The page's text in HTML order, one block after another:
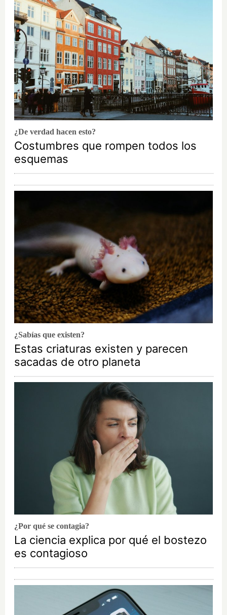
¿De verdad hacen esto?
Costumbres que rompen todos los
esquemas
¿Sabías que existen?
Estas criaturas existen y parecen
sacadas de otro planeta
¿Por qué se contagia?
La ciencia explica por qué el bostezo
es contagioso